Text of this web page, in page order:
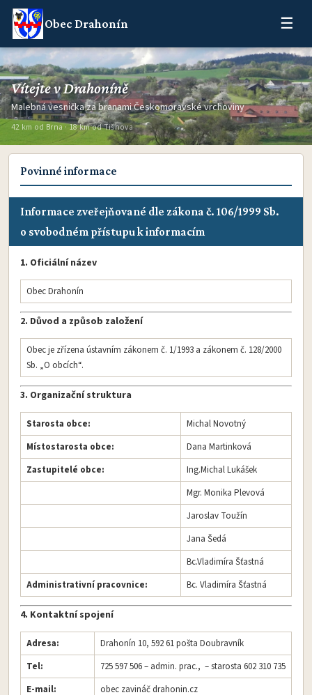
Obec Drahonín ☰
Vítejte v Drahoníně
Malebná vesnička za branami Českomoravské vrchoviny
42 km od Brna · 18 km od Tišnova
Povinné informace
Informace zveřejňované dle zákona č. 106/1999 Sb.
o svobodném přístupu k informacím
1. Oficiální název
Obec Drahonín
2. Důvod a způsob založení
Obec je zřízena ústavním zákonem č. 1/1993 a zákonem č. 128/2000
Sb. „O obcích“.
3. Organizační struktura
Starosta obce:
Michal Novotný
Místostarosta obce:
Dana Martinková
Zastupitelé obce:
Ing.Michal Lukášek
Mgr. Monika Plevová
Jaroslav Toužín
Jana Šedá
Bc.Vladimíra Šťastná
Administrativní pracovnice:
Bc. Vladimíra Šťastná
4. Kontaktní spojení
Adresa:
Drahonín 10, 592 61 pošta Doubravník
Tel:
725 597 506 – admin. prac., – starosta 602 310 735
E-mail:
obec zavináčdrahonin.cz